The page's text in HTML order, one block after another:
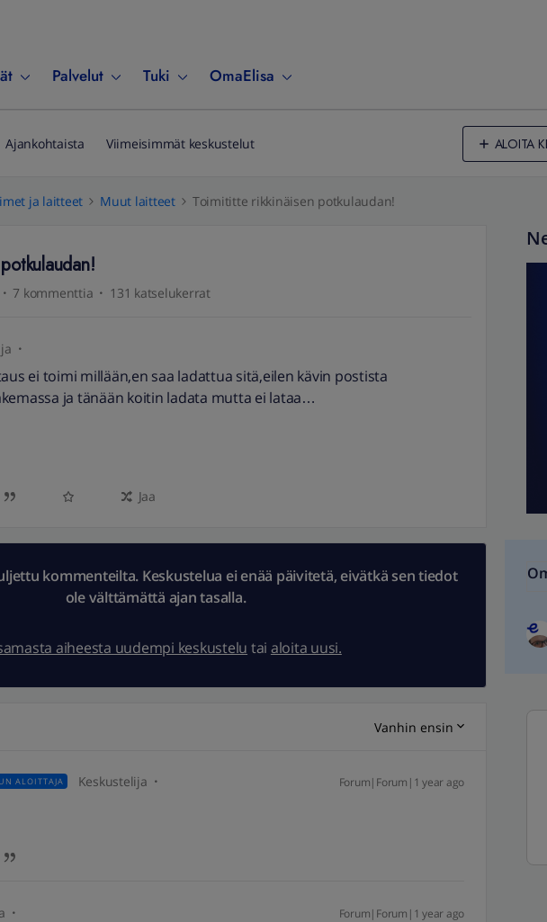
Palvelut Tuki OmaElisa
Ajankohtaista Viimeisimmät keskustelut ALOITA
ja laitteet Muut laitteet Toimititte rikkinäisen potkulaudan!
7 kommenttia 131 katselukerrat
ei toimi millään,en saa ladattua sitä,eilen kävin postista
ja tänään koitin ladata mutta ei lataa…
Jaa
kommenteilta. Keskustelua ei enää päivitetä, eivätkä sen tiedot
ole välttämättä ajan tasalla.
aiheesta uudempi keskustelu tai aloita uusi.
Vanhin ensin
ALOITTAJA Keskustelija Forum|Forum|1 year ago
Forum|Forum|1 year ago